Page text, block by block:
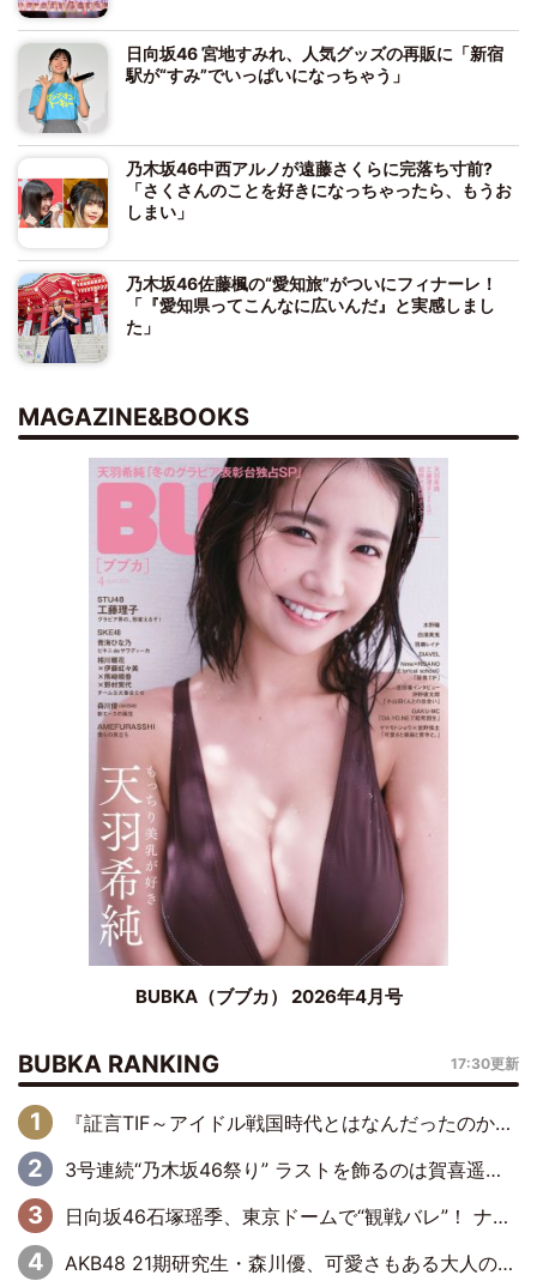
日向坂46 宮地すみれ、人気グッズの再販に「新宿
駅が“すみ”でいっぱいになっちゃう」
乃木坂46中西アルノが遠藤さくらに完落ち寸前?
「さくさんのことを好きになっちゃったら、もうお
しまい」
乃木坂46佐藤楓の“愛知旅”がついにフィナーレ！
「『愛知県ってこんなに広いんだ』と実感しまし
た」
MAGAZINE&BOOKS
BUBKA（ブブカ） 2026年4月号
BUBKA RANKING 17:30更新
『証言TIF～アイドル戦国時代とはなんだったのか～』第6回：でんぱ組.inc・古川未鈴×相沢梨紗「『ハロプロやりたかったな』って言ったら、夢眠ねむさんに『てめえはでんぱ組．incなんだよ！』って肩パンされて(笑)」
3号連続“乃木坂46祭り” ラストを飾るのは賀喜遥香…5年ぶりの登場に「5年分大人になった私を見ていただけたら」
日向坂46石塚瑶季、東京ドームで“観戦バレ”！ ナイツ・塙も認めた「巨人に詳しすぎるアイドル」は元VENUSスクール生で杉内コーチ推し⁉
AKB48 21期研究生・森川優、可愛さもある大人の女性に